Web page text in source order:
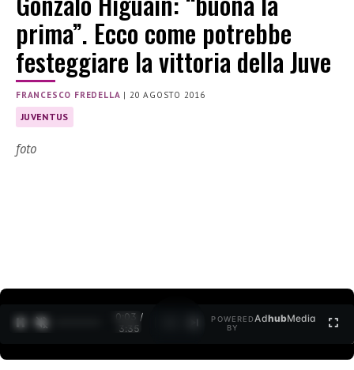
prima”. Ecco come potrebbe
festeggiare la vittoria della Juve
FRANCESCO FREDELLA | 20 AGOSTO 2016
JUVENTUS
foto
0:03 /
3:35
POWERED
BY
AdhubMedia